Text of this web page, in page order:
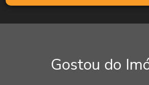
Gostou do